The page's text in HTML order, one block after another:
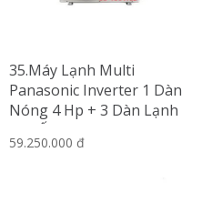
35.Máy Lạnh Multi
Panasonic Inverter 1 Dàn
Nóng 4 Hp + 3 Dàn Lạnh
Nối Ống Gió 1.5 Hp
59.250.000 đ